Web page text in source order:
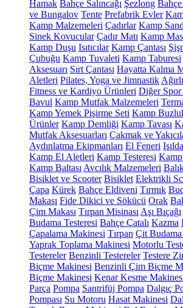
Hamak Bahçe Salıncağı Şezlong
ve Bungalov Tente Prefabrik Evler
Kamp Malzemeleri Çadırlar Kamp
Sinek Kovucular Çadır Matı Kamp
Kamp Duşu Isıtıcılar Kamp Çantası
Çubuğu Kamp Tuvaleti Kamp Taburesi
Aksesuarı Sırt Çantası Hayatta Kalma
Aletleri Pilates, Yoga ve Jimnastik
Fitness ve Kardiyo Ürünleri Diğer
Bavul Kamp Mutfak Malzemeleri
Kamp Yemek Pişirme Seti Kamp
Ürünler Kamp Demliği Kamp Tavası
Mutfak Aksesuarları Çakmak ve
Aydınlatma Ekipmanları El Feneri
Kamp El Aletleri Kamp Testeresi
Kamp Baltası Avcılık Malzemeleri
Bisiklet ve Scooter Bisiklet Elektrikli
Çapa Kürek Bahçe Eldiveni Tırmık
Makası Fide Dikici ve Sökücü Orak
Çim Makası Tırpan Misinası Aşı Bıçağı
Budama Testeresi Bahçe Çatalı Kazma
Çapalama Makinesi Tırpan Çit
Yaprak Toplama Makinesi Motorlu
Testereler Benzinli Testereler Testere
Biçme Makinesi Benzinli Çim Biçme
Biçme Makinesi Kenar Kesme
Parça Pompa Santrifüj Pompa Dalgıç
Pompası Su Motoru Hasat Makinesi